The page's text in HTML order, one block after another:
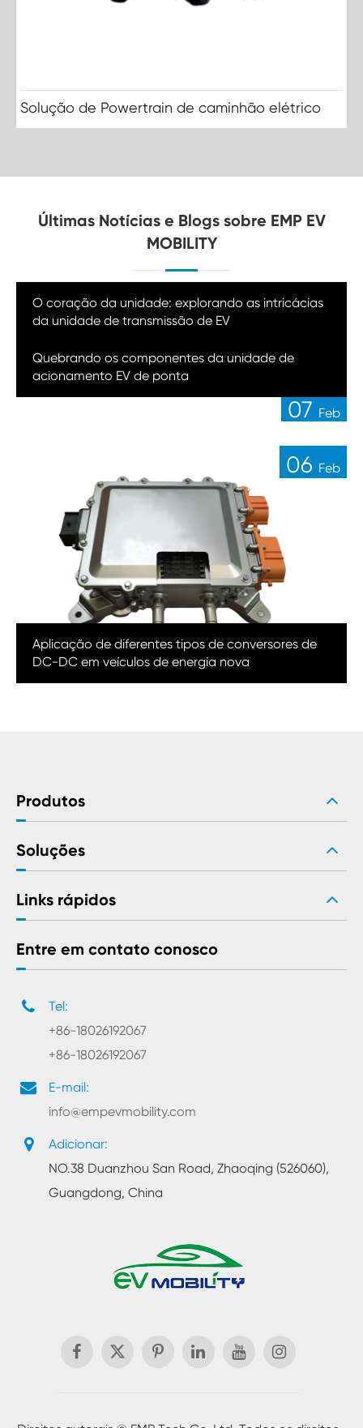
Solução de Powertrain de caminhão elétrico
Últimas Notícias e Blogs sobre EMP EV
MOBILITY
14
O coração da unidade: explorando as intricácias
da unidade de transmissão de EV
07 Feb
Quebrando os componentes da unidade de
acionamento EV de ponta
06 Feb
Aplicação de diferentes tipos de conversores de
DC-DC em veículos de energia nova
Produtos
Soluções
Links rápidos
Entre em contato conosco
Tel:
+86-18026192067
+86-18026192067
E-mail:
info@empevmobility.com
Adicionar:
NO.38 Duanzhou San Road, Zhaoqing (526060),
Guangdong, China
